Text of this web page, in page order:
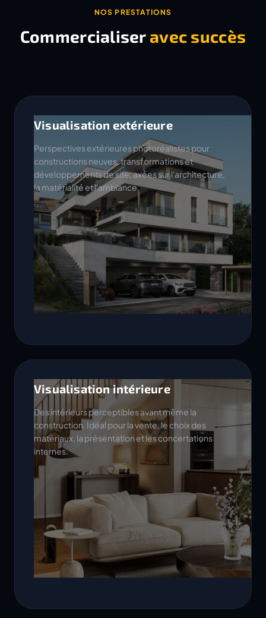
NOS PRESTATIONS
Commercialiser avec succès
Visualisation extérieure
Perspectives extérieures photoréalistes pour
constructions neuves, transformations et
développements de site, axées sur l'architecture,
la matérialité et l'ambiance.
Visualisation intérieure
Des intérieurs perceptibles avant même la
construction. Idéal pour la vente, le choix des
matériaux, la présentation et les concertations
internes.